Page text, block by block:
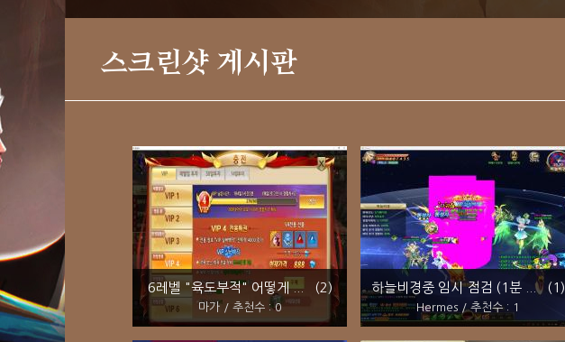
스크린샷 게시판
6레벨 "육도부적" 어떻게 ... (2)
마가 / 추천수 : 0
하늘비경중 임시 점검 (1분 ... (1)
Hermes / 추천수 : 1